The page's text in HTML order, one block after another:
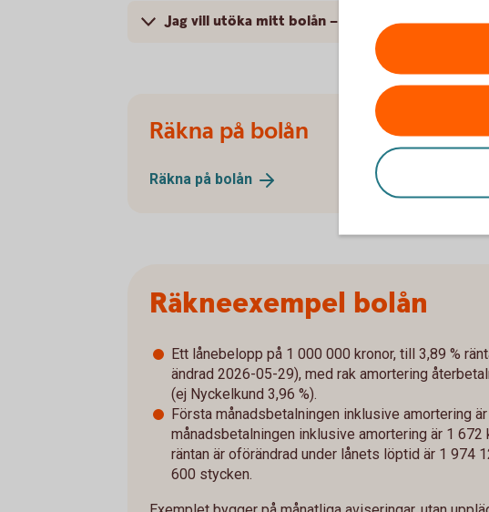
Jag vill utöka mitt bolån – hur påverkar de nya
Räkna på bolån
Räkna på bolån
Räkneexempel bolån
Ett lånebelopp på 1 000 000 kronor, till 3,89 %
ändrad 2026-05-29), med rak amortering
(ej Nyckelkund 3,96 %).
Första månadsbetalningen inklusive amortering
månadsbetalningen inklusive amortering är 1
räntan är oförändrad under lånets löptid är 1 974
600 stycken.